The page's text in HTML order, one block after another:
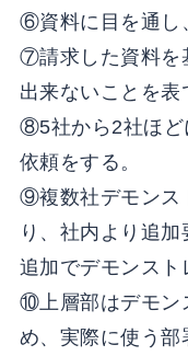
⑥資料に目を通し
⑦請求した資料を
出来ないことを表
⑧5社から2社ほど
依頼をする。
⑨複数社デモンス
り、社内より追
追加でデモンスト
⑩上層部はデモン
め、実際に使う部